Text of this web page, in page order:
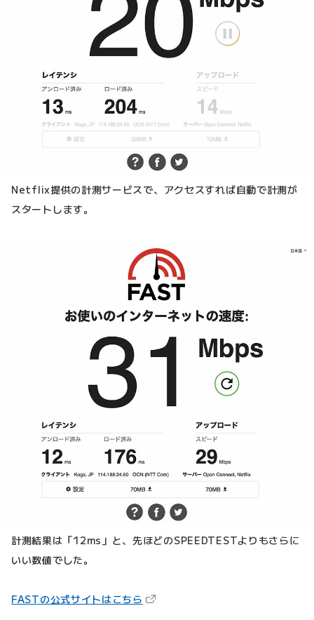
Netflix提供の計測サービスで、アクセスすれば自動で計測が
スタートします。
計測結果は「12ms」と、先ほどのSPEEDTESTよりもさらに
いい数値でした。
FASTの公式サイトはこちら （新しいタブで開きます）